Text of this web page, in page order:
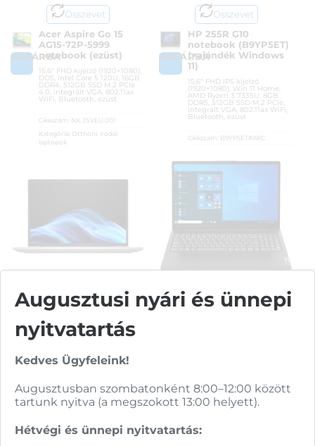
Összevet
KOSÁRBA
Acer Aspire Go 15
AG15-72P-5999
notebook (ezüst)
15,6″ FHD kijelző (1920×1080),
DOS, Intel Core 5 120U, 16GB
DDR4, 512GB SSD M.2 PCIe
4.0, integrált VGA, 802.11ax
WiFi, Bluetooth, ezüst
Cikkszám: NX.JSVEU.001
Kategória: Otthoni, irodai
laptopok
ÁFA:27%
231 900Ft
Összevet
KOSÁRBA
HP 255R G10
notebook (B9YP5ET)
(+ajándék Windows
11)
15,6″ FHD IPS kijelző
(1920×1080), Win 11 Home,
AMD Ryzen 3 7335U, 8GB
DDR5, 512GB SSD M.2 PCIe,
integrált VGA, 802.11ax WiFi,
Bluetooth, ezüst
Cikkszám: B9YP5ET#AKC
laptopok
Gyártó:Hewlett Packard
Garanciaidő:
ÁFA: 27%
179 900
HP Elitebook 6 G1a 14
notebook (AD4Q0ET)
(Windows 11 Pro)
475 990 Ft
KOSÁRBA
Rendelésre
Összevet
Lenovo V15 G4
notebook
KOSÁRBA
Rendelésre
Augusztusi nyári és ünnepi
nyitvatartás
Kedves Ügyfeleink!
Augusztusban szombatonként 8:00–12:00 között
tartunk nyitva (a megszokott 13:00 helyett).
Hétvégi és ünnepi nyitvatartás: